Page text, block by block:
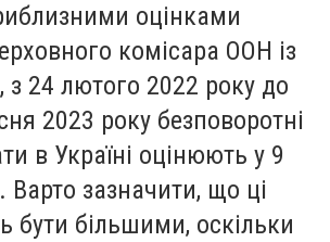
оцінками
комісара ООН із
24 лютого 2022 року до
2023 року безповоротні
в Україні оцінюють у 9
Варто зазначити, що ці
бути більшими, оскільки